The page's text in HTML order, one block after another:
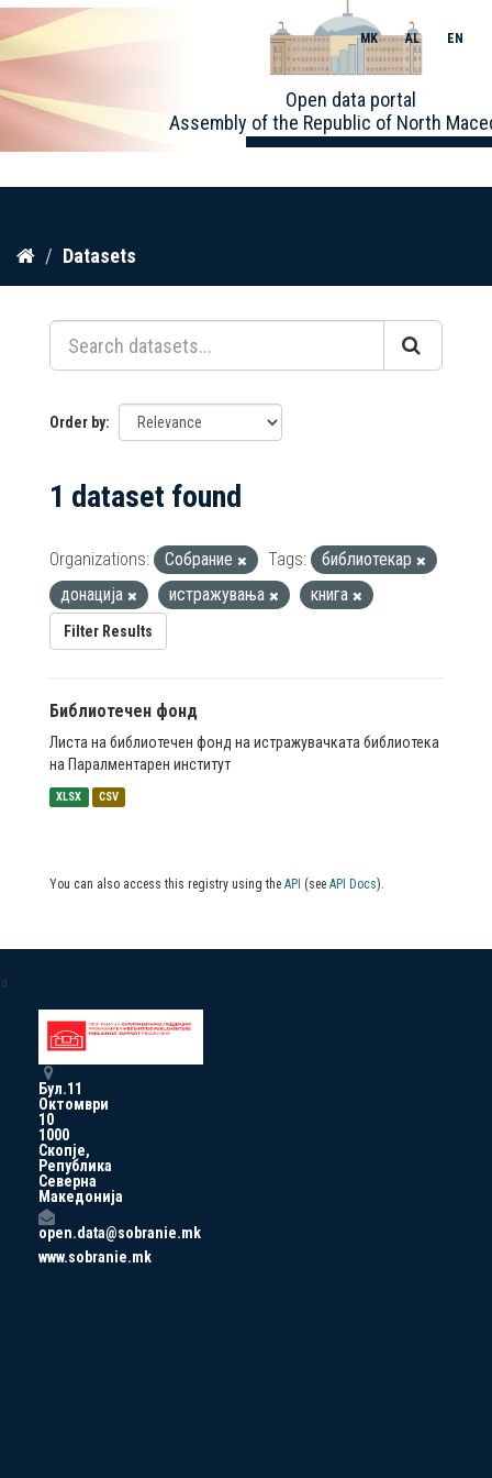
Skip
content
Open data portal
Assembly of the Republic of North
MK AL EN
Datasets
Order by
1 dataset found
Organizations: Собрание Tags:
библиотекар
донација
истражувања книга
Filter Results
Библиотечен фонд
Листа на библиотечен фонд на истражувачката библиотека
на Паралментарен институт
XLSX CSV
You can also access this registry using the API (see API Docs).
a
Бул.11
Октомври
10
1000
Скопје,
Република
Северна
Македонија
open.data@sobranie.mk
www.sobranie.mk